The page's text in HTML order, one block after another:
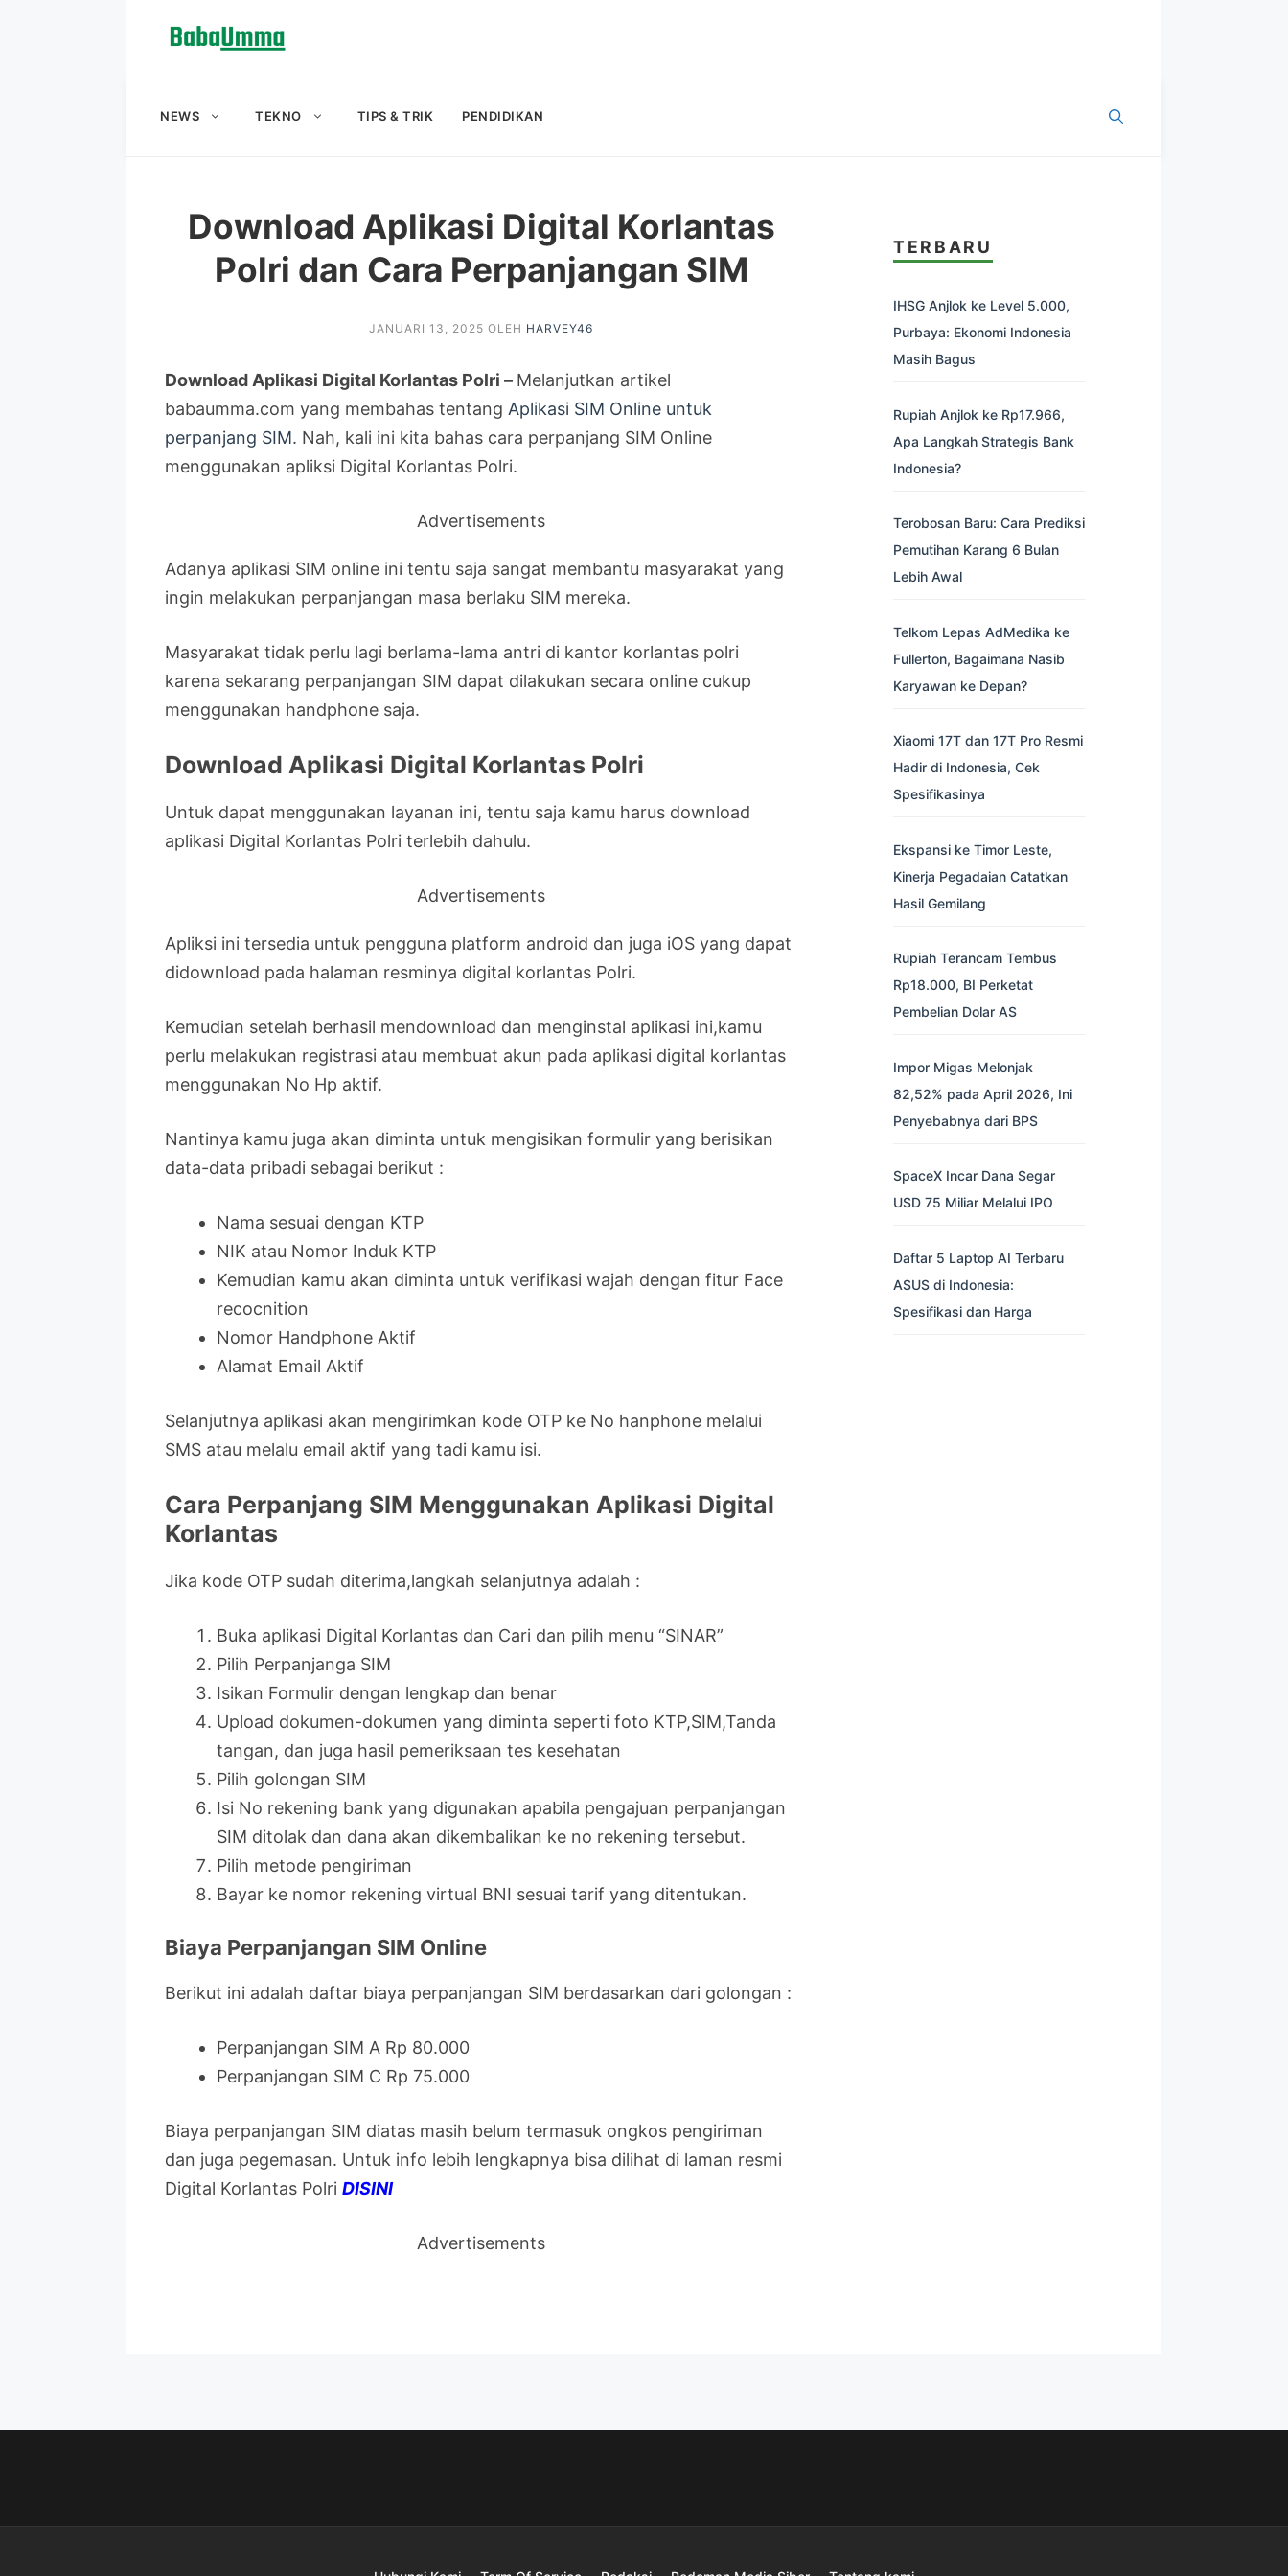
NEWS TEKNO TIPS & TRIK PENDIDIKAN
Download Aplikasi Digital Korlantas
Polri dan Cara Perpanjangan SIM
JANUARI 13, 2025 OLEH HARVEY46
Download Aplikasi Digital Korlantas Polri – Melanjutkan artikel
babaumma.com yang membahas tentang Aplikasi SIM Online untuk
perpanjang SIM. Nah, kali ini kita bahas cara perpanjang SIM Online
menggunakan apliksi Digital Korlantas Polri.
Advertisements
Adanya aplikasi SIM online ini tentu saja sangat membantu masyarakat yang
ingin melakukan perpanjangan masa berlaku SIM mereka.
Masyarakat tidak perlu lagi berlama-lama antri di kantor korlantas polri
karena sekarang perpanjangan SIM dapat dilakukan secara online cukup
menggunakan handphone saja.
Download Aplikasi Digital Korlantas Polri
Untuk dapat menggunakan layanan ini, tentu saja kamu harus download
aplikasi Digital Korlantas Polri terlebih dahulu.
Advertisements
Apliksi ini tersedia untuk pengguna platform android dan juga iOS yang dapat
didownload pada halaman resminya digital korlantas Polri.
Kemudian setelah berhasil mendownload dan menginstal aplikasi ini,kamu
perlu melakukan registrasi atau membuat akun pada aplikasi digital korlantas
menggunakan No Hp aktif.
Nantinya kamu juga akan diminta untuk mengisikan formulir yang berisikan
data-data pribadi sebagai berikut :
Nama sesuai dengan KTP
NIK atau Nomor Induk KTP
Kemudian kamu akan diminta untuk verifikasi wajah dengan fitur Face
recocnition
Nomor Handphone Aktif
Alamat Email Aktif
Selanjutnya aplikasi akan mengirimkan kode OTP ke No hanphone melalui
SMS atau melalu email aktif yang tadi kamu isi.
Cara Perpanjang SIM Menggunakan Aplikasi Digital
Korlantas
Jika kode OTP sudah diterima,langkah selanjutnya adalah :
Buka aplikasi Digital Korlantas dan Cari dan pilih menu “SINAR”
Pilih Perpanjanga SIM
Isikan Formulir dengan lengkap dan benar
Upload dokumen-dokumen yang diminta seperti foto KTP,SIM,Tanda
tangan, dan juga hasil pemeriksaan tes kesehatan
Pilih golongan SIM
Isi No rekening bank yang digunakan apabila pengajuan perpanjangan
SIM ditolak dan dana akan dikembalikan ke no rekening tersebut.
Pilih metode pengiriman
Bayar ke nomor rekening virtual BNI sesuai tarif yang ditentukan.
Biaya Perpanjangan SIM Online
Berikut ini adalah daftar biaya perpanjangan SIM berdasarkan dari golongan :
Perpanjangan SIM A Rp 80.000
Perpanjangan SIM C Rp 75.000
Biaya perpanjangan SIM diatas masih belum termasuk ongkos pengiriman
dan juga pegemasan. Untuk info lebih lengkapnya bisa dilihat di laman resmi
Digital Korlantas Polri DISINI
Advertisements
TERBARU
IHSG Anjlok ke Level 5.000,
Purbaya: Ekonomi Indonesia
Masih Bagus
Rupiah Anjlok ke Rp17.966,
Apa Langkah Strategis Bank
Indonesia?
Terobosan Baru: Cara Prediksi
Pemutihan Karang 6 Bulan
Lebih Awal
Telkom Lepas AdMedika ke
Fullerton, Bagaimana Nasib
Karyawan ke Depan?
Xiaomi 17T dan 17T Pro Resmi
Hadir di Indonesia, Cek
Spesifikasinya
Ekspansi ke Timor Leste,
Kinerja Pegadaian Catatkan
Hasil Gemilang
Rupiah Terancam Tembus
Rp18.000, BI Perketat
Pembelian Dolar AS
Impor Migas Melonjak
82,52% pada April 2026, Ini
Penyebabnya dari BPS
SpaceX Incar Dana Segar
USD 75 Miliar Melalui IPO
Daftar 5 Laptop AI Terbaru
ASUS di Indonesia:
Spesifikasi dan Harga